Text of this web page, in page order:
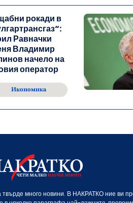
рокади в
Равначки
Владимир
начело на
оператор
Икономика
много новини. В НАКРАТКО ние ви